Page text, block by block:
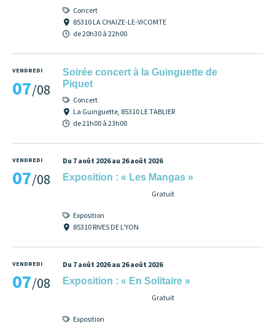
Concert
85310 LA CHAIZE-LE-VICOMTE
de 20h30 à 22h00
VENDREDI
07/08
Soirée concert à la Guinguette de
Piquet
Concert
La Guinguette, 85310 LE TABLIER
de 21h00 à 23h00
VENDREDI
07/08
Du 7 août 2026 au 26 août 2026
Exposition : « Les Mangas »
Gratuit
Exposition
85310 RIVES DE L’YON
VENDREDI
07/08
Du 7 août 2026 au 26 août 2026
Exposition : « En Solitaire »
Gratuit
Exposition